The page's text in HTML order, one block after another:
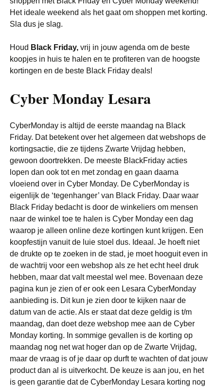
Het ideale weekend als het gaat om shoppen met korting.
Sla dus je slag.
Houd Black Friday, vrij in jouw agenda om de beste
koopjes in huis te halen en te profiteren van de hoogste
kortingen en de beste Black Friday deals!
Cyber Monday Lesara
CyberMonday is altijd de eerste maandag na Black
Friday. Dat betekent over het algemeen dat webshops de
kortingsactie, die ze tijdens Zwarte Vrijdag hebben,
gewoon doortrekken. De meeste BlackFriday acties
lopen dan ook tot en met zondag en gaan daarna
vloeiend over in Cyber Monday. De CyberMonday is
eigenlijk de ‘tegenhanger’ van Black Friday. Daar waar
Black Friday bedacht is door de winkeliers om mensen
naar de winkel toe te halen is Cyber Monday een dag
waarop je alleen online deze kortingen kunt krijgen. Een
koopfestijn vanuit de luie stoel dus. Ideaal. Je hoeft niet
de drukte op te zoeken in de stad, je moet hooguit even in
de wachtrij voor een webshop als ze het echt heel druk
hebben, maar dat valt meestal wel mee. Bovenaan deze
pagina kun je zien of er ook een Lesara CyberMonday
aanbieding is. Dit kun je zien door te kijken naar de
datum van de actie. Als er staat dat deze geldig is t/m
maandag, dan doet deze webshop mee aan de Cyber
Monday korting. In sommige gevallen is de korting op
maandag nog net wat hoger dan op de Zwarte Vrijdag,
maar de vraag is of je daar op durft te wachten of dat jouw
product dan al is uitverkocht. De keuze is aan jou, en het
is geen garantie dat de CyberMonday Lesara korting nog